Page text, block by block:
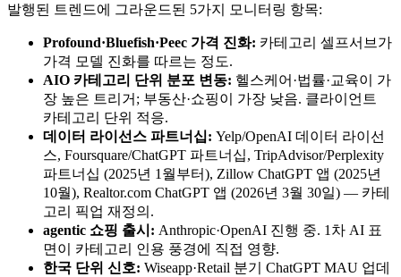
발행된 트렌드에 그라운드된 5가지 모니터링 항목:
Profound·Bluefish·Peec 가격 진화: 카테고리 셀프서브가
가격 모델 진화를 따르는 정도.
AIO 카테고리 단위 분포 변동: 헬스케어·법률·교육이 가
장 높은 트리거; 부동산·쇼핑이 가장 낮음. 클라이언트
카테고리 단위 적응.
데이터 라이선스 파트너십: Yelp/OpenAI 데이터 라이선
스, Foursquare/ChatGPT 파트너십, TripAdvisor/Perplexity
파트너십 (2025년 1월부터), Zillow ChatGPT 앱 (2025년
10월), Realtor.com ChatGPT 앱 (2026년 3월 30일) — 카테
고리 픽업 재정의.
agentic 쇼핑 출시: Anthropic·OpenAI 진행 중. 1차 AI 표
면이 카테고리 인용 풍경에 직접 영향.
한국 단위 신호: Wiseapp·Retail 분기 ChatGPT MAU 업데